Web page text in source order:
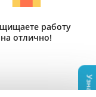
работу
на отлично!